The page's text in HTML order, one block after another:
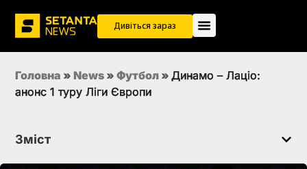
Дивіться зараз
Головна » News » Футбол » Динамо – Лаціо:
анонс 1 туру Ліги Європи
Зміст